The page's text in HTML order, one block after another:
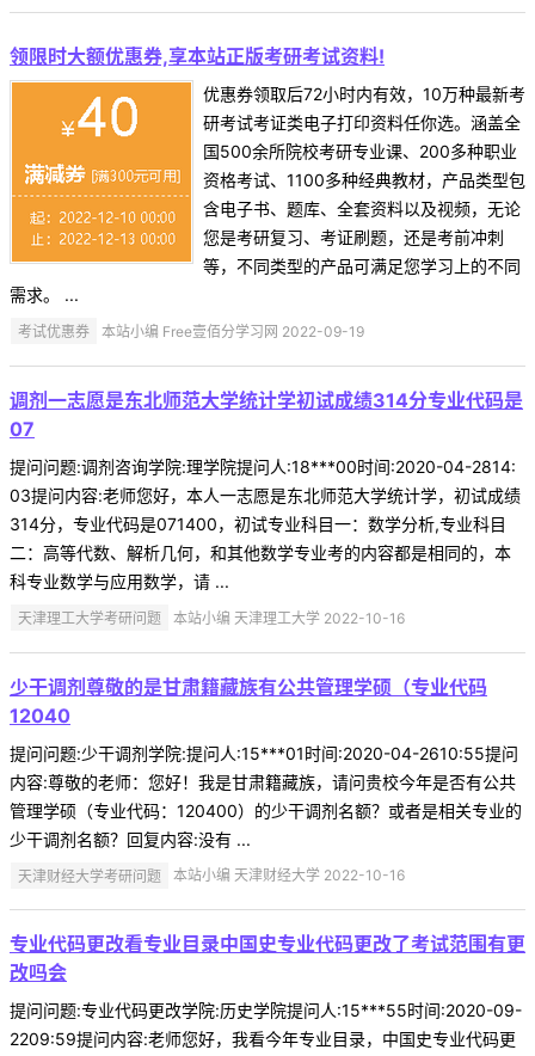
领限时大额优惠券,享本站正版考研考试资料!
优惠券领取后72小时内有效，10万种最新考
研考试考证类电子打印资料任你选。涵盖全
国500余所院校考研专业课、200多种职业
资格考试、1100多种经典教材，产品类型包
含电子书、题库、全套资料以及视频，无论
您是考研复习、考证刷题，还是考前冲刺
等，不同类型的产品可满足您学习上的不同
需求。 ...
考试优惠券 本站小编 Free壹佰分学习网 2022-09-19
调剂一志愿是东北师范大学统计学初试成绩314分专业代码是
07
提问问题:调剂咨询学院:理学院提问人:18***00时间:2020-04-2814:
03提问内容:老师您好，本人一志愿是东北师范大学统计学，初试成绩
314分，专业代码是071400，初试专业科目一：数学分析,专业科目
二：高等代数、解析几何，和其他数学专业考的内容都是相同的，本
科专业数学与应用数学，请 ...
天津理工大学考研问题 本站小编 天津理工大学 2022-10-16
少干调剂尊敬的是甘肃籍藏族有公共管理学硕（专业代码
12040
提问问题:少干调剂学院:提问人:15***01时间:2020-04-2610:55提问
内容:尊敬的老师：您好！我是甘肃籍藏族，请问贵校今年是否有公共
管理学硕（专业代码：120400）的少干调剂名额？或者是相关专业的
少干调剂名额？回复内容:没有 ...
天津财经大学考研问题 本站小编 天津财经大学 2022-10-16
专业代码更改看专业目录中国史专业代码更改了考试范围有更
改吗会
提问问题:专业代码更改学院:历史学院提问人:15***55时间:2020-09-
2209:59提问内容:老师您好，我看今年专业目录，中国史专业代码更